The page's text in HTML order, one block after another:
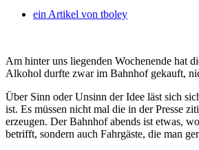
ein Artikel von tboley
Am hinter uns liegenden Wochenende hat
Alkohol durfte zwar im Bahnhof gekauft,
Über Sinn oder Unsinn der Idee läst sich
ist. Es müssen nicht mal die in der Presse
erzeugen. Der Bahnhof abends ist etwas,
betrifft, sondern auch Fahrgäste, die man